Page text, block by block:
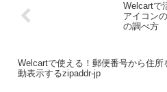
Welcartで
アイコン
の調べ方
Welcartで使える！郵便番号から住所
動表示するzipaddr-jp